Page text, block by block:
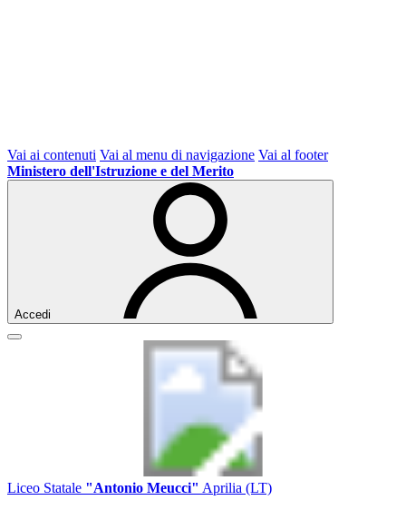
Vai ai contenuti Vai al menu di navigazione Vai al footer
Ministero dell'Istruzione e del Merito
Accedi
Liceo Statale "Antonio Meucci" Aprilia (LT)